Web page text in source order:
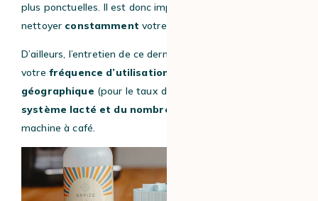
plus ponctuelles. Il est donc important d’entretenir et de
nettoyer constamment votre expresso broyeur.
D’ailleurs, l’entretien de ce dernier va aussi dépendre de
votre fréquence d’utilisation, de votre zone
géographique (pour le taux de calcaire dans l’eau),
système lacté et du nombre d’utilisateurs
machine à café.